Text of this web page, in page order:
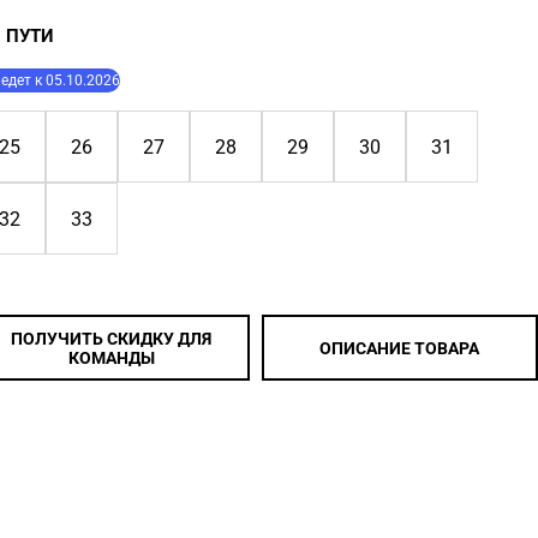
ПУТИ
к 05.10.2026
25 26 27 28 29 30 31
32 33
ПОЛУЧИТЬ СКИДКУ ДЛЯ
КОМАНДЫ
ОПИСАНИЕ ТОВАРА